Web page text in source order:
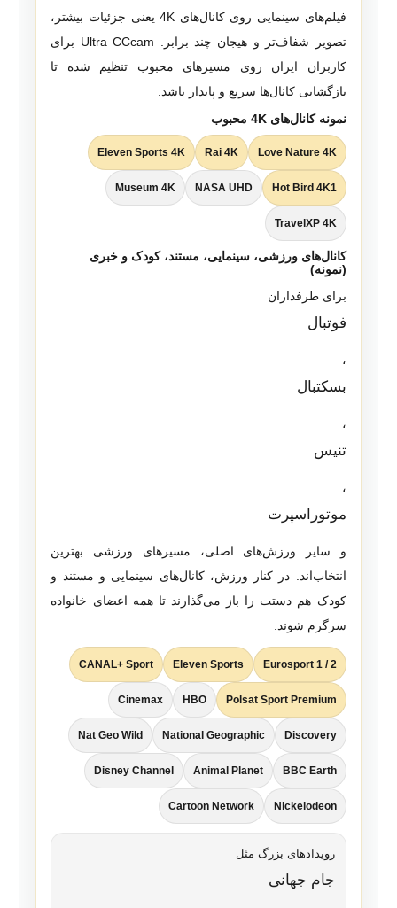
فیلم‌های سینمایی روی کانال‌های 4K یعنی جزئیات بیشتر،
تصویر شفاف‌تر و هیجان چند برابر. Ultra CCcam برای
کاربران ایران روی مسیرهای محبوب تنظیم شده تا
بازگشایی کانال‌ها سریع و پایدار باشد.
نمونه کانال‌های 4K محبوب
Love Nature 4K
Rai 4K
Eleven Sports 4K
Hot Bird 4K1
NASA UHD
Museum 4K
TravelXP 4K
کانال‌های ورزشی، سینمایی، مستند، کودک و خبری
(نمونه)
برای طرفداران
فوتبال
،
بسکتبال
،
تنیس
،
موتوراسپرت
و سایر ورزش‌های اصلی، مسیرهای ورزشی بهترین
انتخاب‌اند. در کنار ورزش، کانال‌های سینمایی و مستند و
کودک هم دستت را باز می‌گذارند تا همه اعضای خانواده
سرگرم شوند.
Eurosport 1 / 2
Eleven Sports
CANAL+ Sport
Polsat Sport Premium
HBO
Cinemax
Discovery
National Geographic
Nat Geo Wild
BBC Earth
Animal Planet
Disney Channel
Nickelodeon
Cartoon Network
رویدادهای بزرگ مثل
جام جهانی